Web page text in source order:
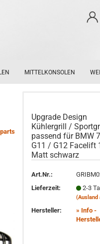
MITTELKONSOLEN
Upgrade Design
Kühlergrill /
passend für BMW
G11 / G12 Facelift
Matt schwarz
Art.Nr.:
Lieferzeit:
2-3
(Ausland
Hersteller:
» Info -